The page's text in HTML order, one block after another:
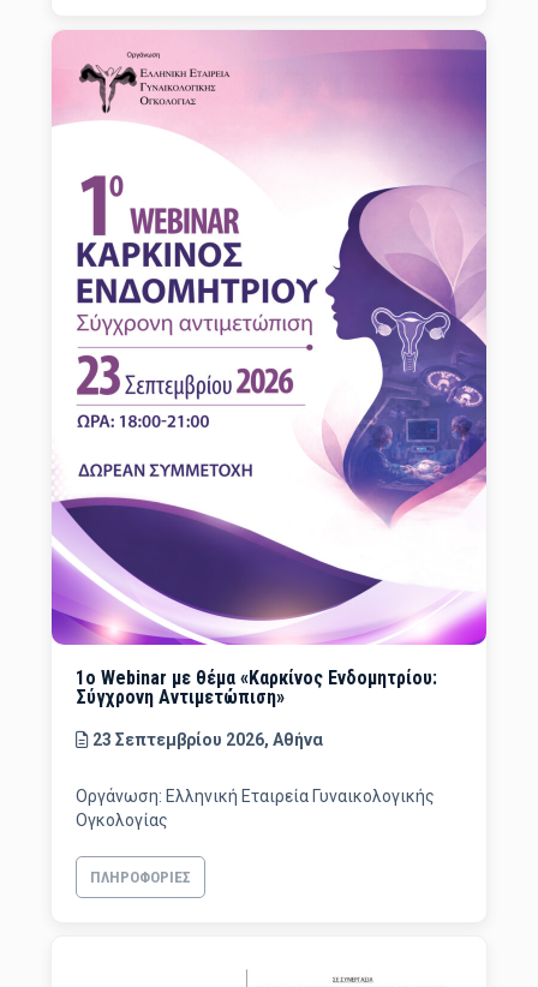
1ο Webinar με θέμα «Καρκίνος Ενδομητρίου:
Σύγχρονη Αντιμετώπιση»
23 Σεπτεμβρίου 2026, Αθήνα
Οργάνωση: Ελληνική Εταιρεία Γυναικολογικής
Ογκολογίας
ΠΛΗΡΟΦΟΡΊΕΣ